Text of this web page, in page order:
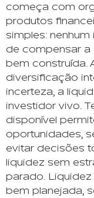
começa com
produtos
simples:
de compensar a
bem construída.
diversificação
incerteza, a
investidor vivo.
disponível
oportunidades,
evitar decisões
liquidez sem
parado.
bem planejada,